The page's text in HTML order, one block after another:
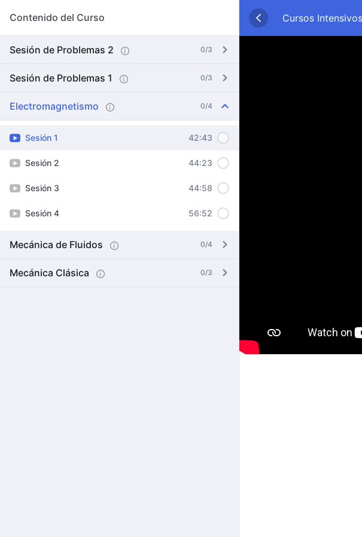
Contenido del Curso
Sesión de Problemas 2 0/3
Sesión de Problemas 1 0/3
Electromagnetismo 0/4
Sesión 1 42:43
Sesión 2 44:23
Sesión 3 44:58
Sesión 4 56:52
Mecánica de Fluidos 0/4
Mecánica Clásica 0/3
Cursos